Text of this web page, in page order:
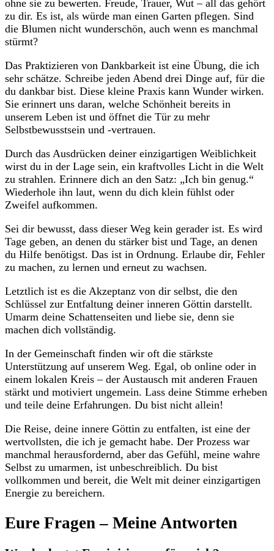
ohne sie zu​ bewerten. Freude, Trauer, Wut – all das gehört
zu dir. Es ist, ⁣als würde man einen Garten pflegen. Sind
die Blumen nicht wunderschön, auch wenn⁣ es manchmal
stürmt?
Das Praktizieren von Dankbarkeit ist eine Übung, die ich
sehr schätze.‍ Schreibe jeden Abend drei Dinge auf, für die
du dankbar bist. Diese kleine Praxis kann Wunder wirken.
‌Sie⁤ erinnert ⁢uns⁢ daran, welche Schönheit bereits in
unserem Leben ist und öffnet die Tür⁤ zu ‌mehr
Selbstbewusstsein und -vertrauen.
Durch⁤ das Ausdrücken deiner einzigartigen Weiblichkeit
wirst du in der Lage sein, ein‍ kraftvolles Licht in die Welt
⁣zu strahlen. Erinnere dich an den ‍Satz: „Ich bin genug.“
Wiederhole ihn​ laut, wenn du dich klein fühlst oder
Zweifel aufkommen.
Sei dir bewusst, dass dieser⁣ Weg kein gerader ist. Es wird
Tage ‍geben, an denen⁤ du stärker bist und Tage, ‍an ⁤denen
du Hilfe benötigst. Das ist in Ordnung. Erlaube dir, Fehler
⁤zu machen, zu lernen und erneut zu wachsen.
Letztlich‍ ist‌ es die Akzeptanz von dir selbst, die den
Schlüssel zur Entfaltung ⁤deiner inneren Göttin darstellt.
Umarm deine Schattenseiten und liebe sie, denn sie
machen dich vollständig.
In ⁢der Gemeinschaft finden wir oft die stärkste
Unterstützung auf unserem Weg. Egal, ob online oder in
einem lokalen Kreis – der Austausch mit anderen Frauen
stärkt und motiviert ungemein. Lass deine Stimme erheben
und teile deine Erfahrungen. Du bist nicht allein!
Die Reise, deine ⁣innere Göttin zu entfalten, ist eine ⁤der
wertvollsten, die ich je gemacht habe. Der Prozess war
‍manchmal herausfordernd, aber das Gefühl, meine wahre
Selbst⁣ zu umarmen, ist unbeschreiblich. Du bist
‌vollkommen und bereit, die Welt mit deiner einzigartigen
Energie‌ zu⁤ bereichern.
Eure Fragen​ – Meine Antworten